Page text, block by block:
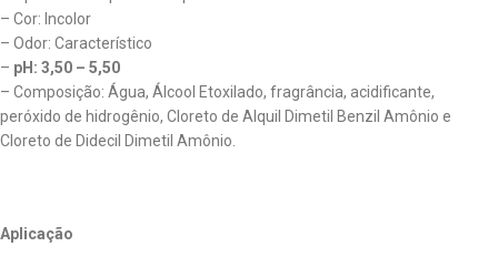
– Cor: Incolor
– Odor: Característico
– pH: 3,50 – 5,50
– Composição: Água, Álcool Etoxilado, fragrância, acidificante,
peróxido de hidrogênio, Cloreto de Alquil Dimetil Benzil Amônio e
Cloreto de Didecil Dimetil Amônio.
Aplicação